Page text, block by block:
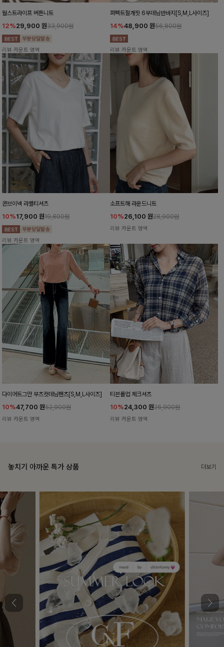
월스트라이프 버튼니트
12%29,900 원33,900원
리뷰 카운트 영역
퍼펙트절개핏 6부데님반바지[S,M,L사이즈]
14%48,900 원56,800원
리뷰 카운트 영역
콘브이넥 라벨티셔츠
10%17,900 원19,800원
리뷰 카운트 영역
소프트해 라운드니트
10%26,100 원28,900원
리뷰 카운트 영역
다이어트그만 부츠컷데님팬츠[S,M,L사이즈]
10%47,700 원52,900원
리뷰 카운트 영역
티븐롤업 체크셔츠
10%24,300 원26,900원
리뷰 카운트 영역
놓치기 아까운 특가 상품 더보기